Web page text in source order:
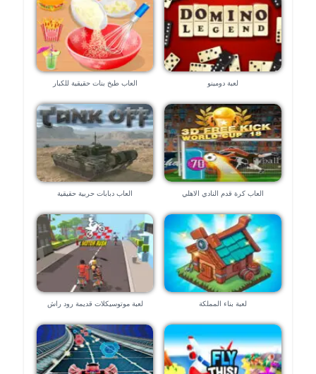
لعبة دومينو العاب طبخ بنات حقيقية للكبار
العاب كرة قدم النادي الاهلي العاب دبابات حربية حقيقية
لعبة بناء المملكة لعبة موتوسيكلات قديمة رود راش